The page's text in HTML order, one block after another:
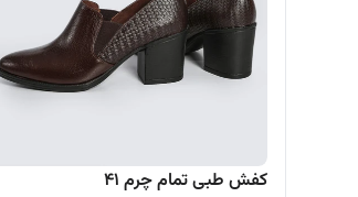
کفش طبی تمام چرم ۴۱